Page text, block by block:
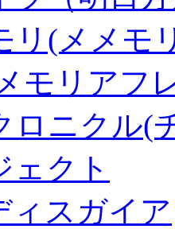
リ(メメモ
モリアフ
ロニクル(
ェクト
ィスガイア